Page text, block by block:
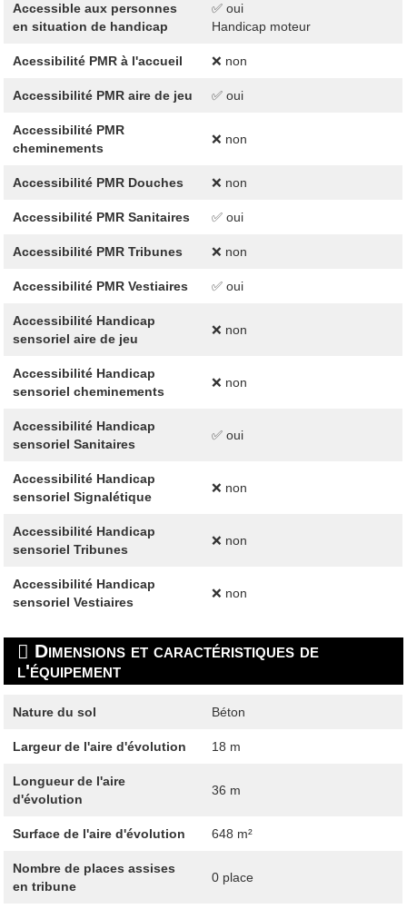
Accessible aux personnes
en situation de handicap
✅ oui
Handicap moteur
Acessibilité PMR à l'accueil ❌ non
Accessibilité PMR aire de jeu ✅ oui
Accessibilité PMR
cheminements
❌ non
Accessibilité PMR Douches ❌ non
Accessibilité PMR Sanitaires ✅ oui
Accessibilité PMR Tribunes ❌ non
Accessibilité PMR Vestiaires ✅ oui
Accessibilité Handicap
sensoriel aire de jeu
❌ non
Accessibilité Handicap
sensoriel cheminements
❌ non
Accessibilité Handicap
sensoriel Sanitaires
✅ oui
Accessibilité Handicap
sensoriel Signalétique
❌ non
Accessibilité Handicap
sensoriel Tribunes
❌ non
Accessibilité Handicap
sensoriel Vestiaires
❌ non
Dimensions et caractéristiques de
l'équipement
Nature du sol Béton
Largeur de l'aire d'évolution 18 m
Longueur de l'aire
d'évolution
36 m
Surface de l'aire d'évolution 648 m²
Nombre de places assises
en tribune
0 place